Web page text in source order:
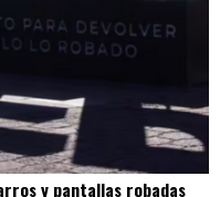
y pantallas robadas